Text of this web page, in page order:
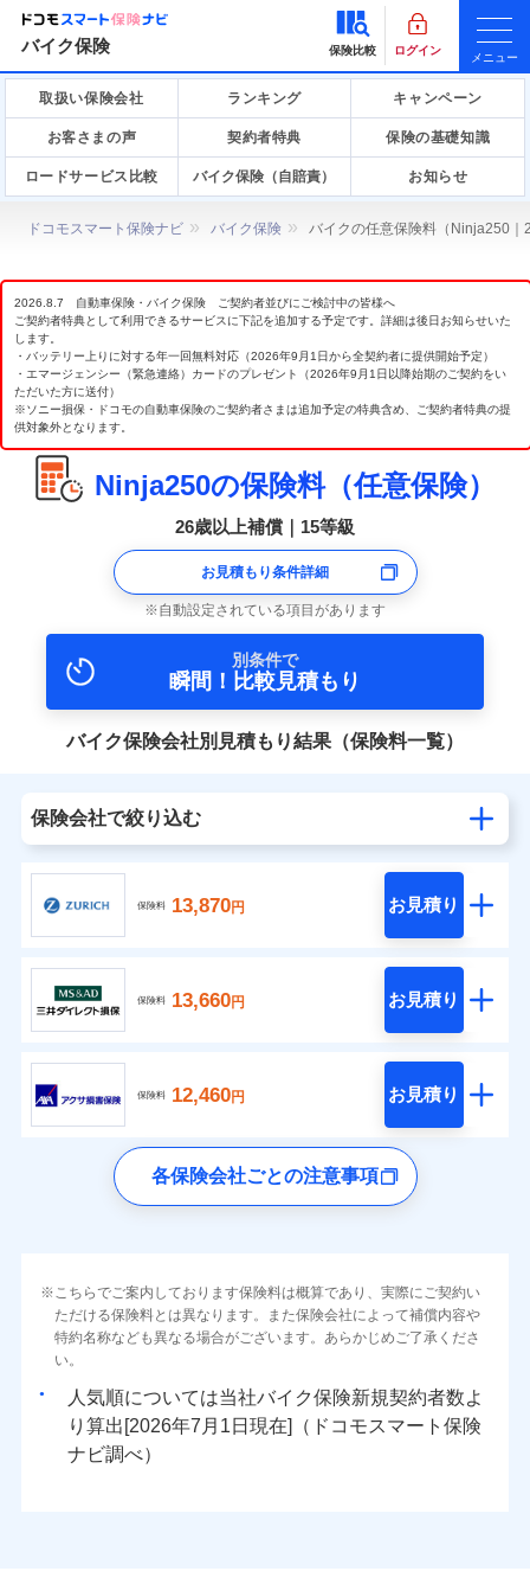
バイク保険 保険比較 ログイン
メニュー
取扱い保険会社 ランキング キャンペーン
お客さまの声 契約者特典 保険の基礎知識
ロードサービス比較 バイク保険（自賠責） お知らせ
ドコモスマート保険ナビ バイク保険 バイクの任意保険料（Ninja250
2026.8.7 自動車保険・バイク保険 ご契約者並びにご検討中の皆様へ
ご契約者特典として利用できるサービスに下記を追加する予定です。詳細は後日お知らせいた
します。
・バッテリー上りに対する年一回無料対応（2026年9月1日から全契約者に提供開始予定）
・エマージェンシー（緊急連絡）カードのプレゼント（2026年9月1日以降始期のご契約をい
ただいた方に送付）
※ソニー損保・ドコモの自動車保険のご契約者さまは追加予定の特典含め、ご契約者特典の提
供対象外となります。
Ninja250の保険料（任意保険）
26歳以上補償｜15等級
お見積もり条件詳細
自動設定されている項目があります
別条件で
瞬間！比較見積もり
バイク保険会社別見積もり結果（保険料一覧）
保険会社で絞り込む
保険料 13,870円 お見積り
保険料 13,660円 お見積り
保険料 12,460円 お見積り
各保険会社ごとの注意事項
こちらでご案内しております保険料は概算であり、実際にご契約い
ただける保険料とは異なります。また保険会社によって補償内容や
特約名称なども異なる場合がございます。あらかじめご了承くださ
い。
人気順については当社
新規契約者数よ
り算出[
年 月
日現在]（ドコモスマート保険
ナビ調べ）